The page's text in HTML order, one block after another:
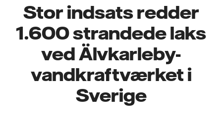
Stor indsats redder
1.600 strandede laks
ved Älvkarleby-
vandkraftværket i
Sverige